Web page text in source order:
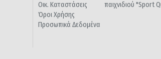
Οικ. Καταστάσεις
Όροι Χρήσης
Προσωπικά Δεδομένα
παιχνιδιού "Sport